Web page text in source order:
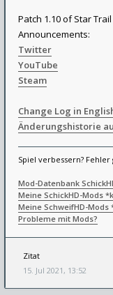
Patch 1.10 of Star
Announcements:
Twitter
YouTube
Steam
Change Log in
Änderungshistorie
Spiel verbessern? Fehler
Mod-Datenbank
Meine SchickHD-Mods
Meine SchweifHD-Mods
Probleme mit Mods?
Zitat
15. Jul 2021, 13:52